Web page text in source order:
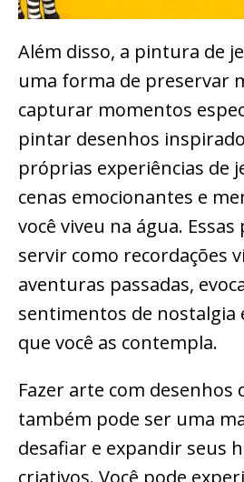
Além disso, a pintura de
uma forma de preservar
capturar momentos
pintar desenhos
próprias experiências de
cenas emocionantes e
você viveu na água.
servir como recordações
aventuras passadas,
sentimentos de nostalgia
que você as contempla.
Fazer arte com desenhos
também pode ser uma
desafiar e expandir seus